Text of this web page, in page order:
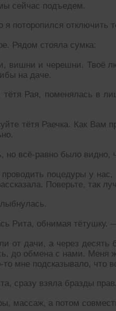
сейчас подъедем.
отключить
Рядом стояла сумка:
вишни и черешни. Твоё
на даче.
Рая, поменялась в
тётя Раечка. Как Вам
но всё-равно было видно,
поцедуры у нас,
Поверьте, так
Рита, обнимая тётушку.
от дачи, а через
до обмена с нами. Меня
мне подсказывало, что
сразу взяла бразды
массаж, а потом